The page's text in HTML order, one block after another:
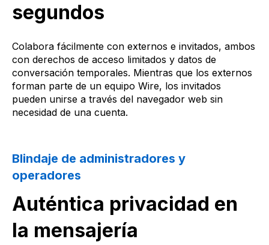
segundos
Colabora fácilmente con externos e invitados, ambos
con derechos de acceso limitados y datos de
conversación temporales. Mientras que los externos
forman parte de un equipo Wire, los invitados
pueden unirse a través del navegador web sin
necesidad de una cuenta.
Blindaje de administradores y
operadores
Auténtica privacidad en
la mensajería